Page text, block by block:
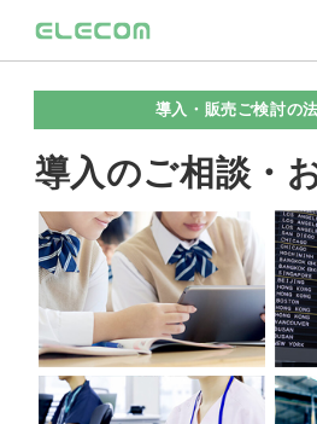
導入・販売ご検討の
導入のご相談・